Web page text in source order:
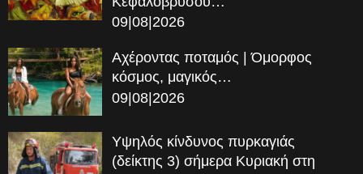
09|08|2026
Αχέροντας ποταμός | Όμορφος
κόσμος, μαγικός…
09|08|2026
Υψηλός κίνδυνος πυρκαγιάς
(δείκτης 3) σήμερα Κυριακή στη